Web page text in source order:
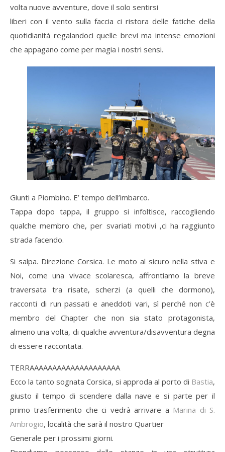
volta nuove avventure, dove il solo sentirsi
liberi con il vento sulla faccia ci ristora delle fatiche della
quotidianità regalandoci quelle brevi ma intense emozioni
che appagano come per magia i nostri sensi.
Giunti a Piombino. E’ tempo dell’imbarco.
Tappa dopo tappa, il gruppo si infoltisce, raccogliendo
qualche membro che, per svariati motivi ,ci ha raggiunto
strada facendo.
Si salpa. Direzione Corsica. Le moto al sicuro nella stiva e
Noi, come una vivace scolaresca, affrontiamo la breve
traversata tra risate, scherzi (a quelli che dormono),
racconti di run passati e aneddoti vari, sì perché non c’è
membro del Chapter che non sia stato protagonista,
almeno una volta, di qualche avventura/disavventura degna
di essere raccontata.
TERRAAAAAAAAAAAAAAAAAAAA
Ecco la tanto sognata Corsica, si approda al porto di Bastia,
giusto il tempo di scendere dalla nave e si parte per il
primo trasferimento che ci vedrà arrivare a Marina di S.
Ambrogio, località che sarà il nostro Quartier
Generale per i prossimi giorni.